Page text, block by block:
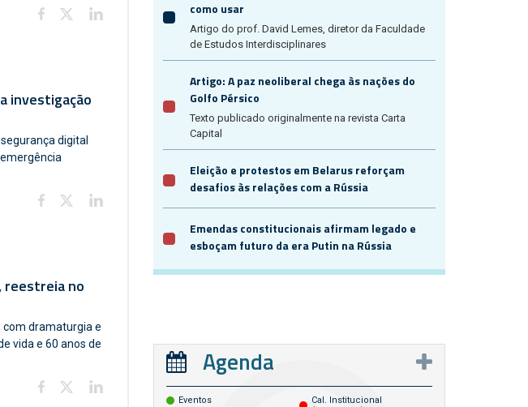
investigação
digital
reestreia no
com dramaturgia e
vida e 60 anos de
como usar
Artigo do prof. David Lemes, diretor da Faculdade
de Estudos Interdisciplinares
Artigo: A paz neoliberal chega às nações do
Golfo Pérsico
Texto publicado originalmente na revista Carta
Capital
Eleição e protestos em Belarus reforçam
desafios às relações com a Rússia
Emendas constitucionais afirmam legado e
esboçam futuro da era Putin na Rússia
Agenda
Eventos
Cal. Institucional